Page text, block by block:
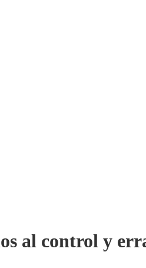
al control y